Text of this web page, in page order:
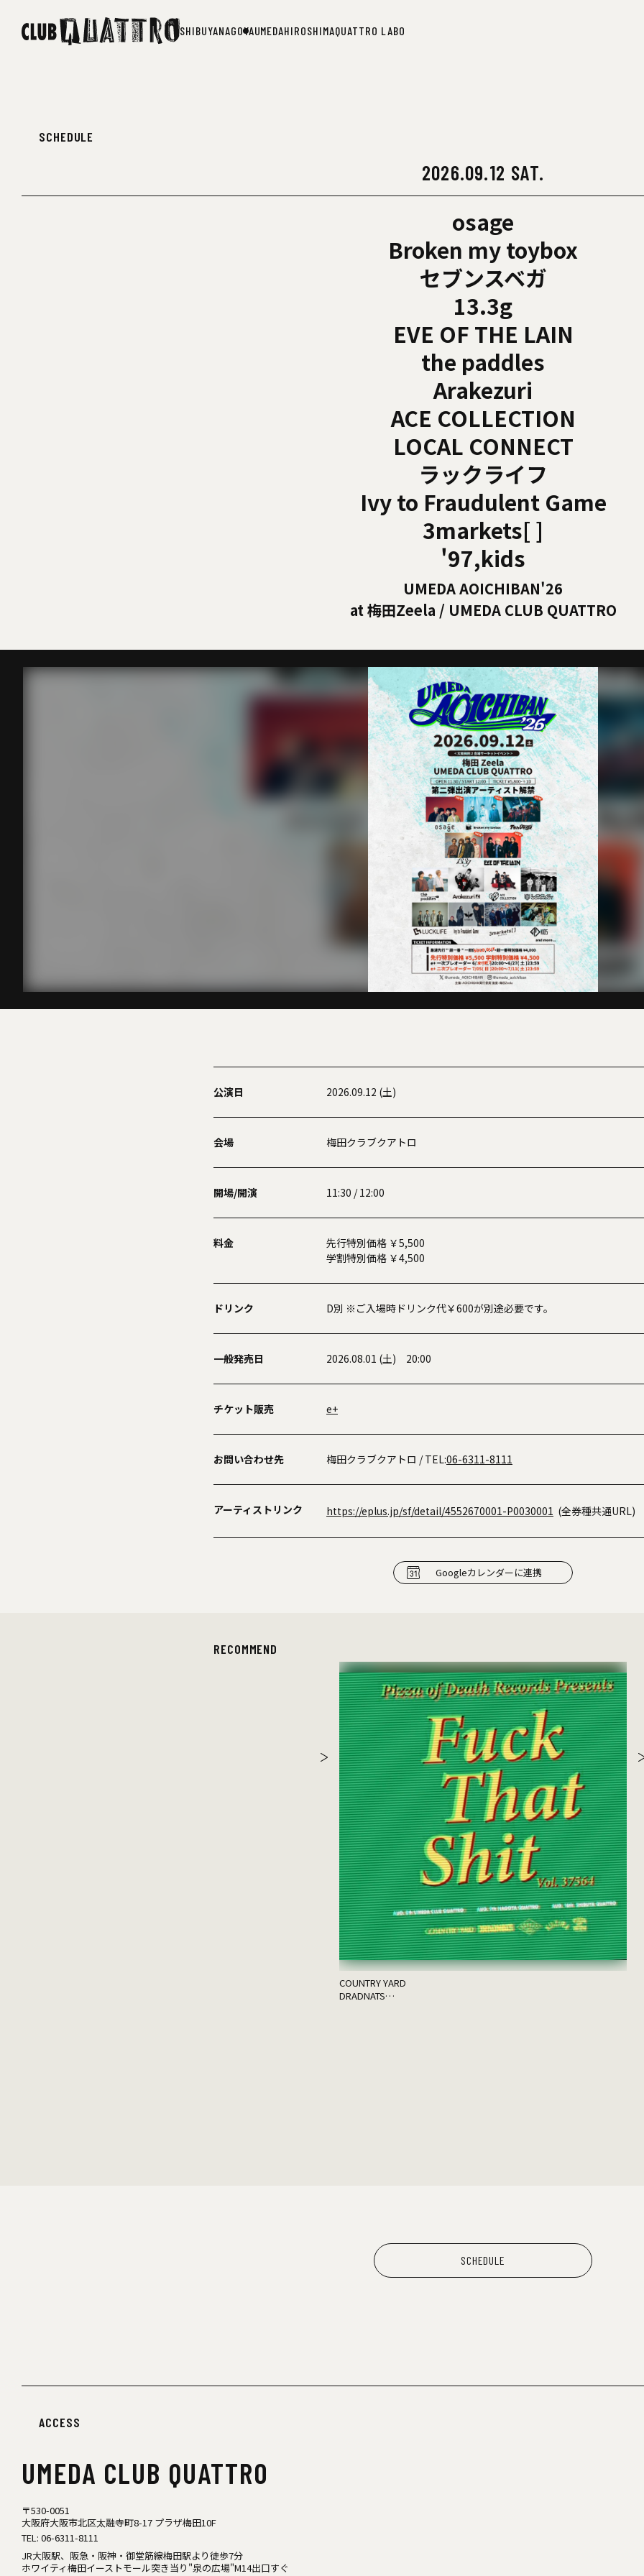
SHIBUYANAGOYAUMEDAHIROSHIMAQUATTRO LABO
SCHEDULE
2026.09.12 SAT.
osage
Broken my toybox
セブンスベガ
13.3g
EVE OF THE LAIN
the paddles
Arakezuri
ACE COLLECTION
LOCAL CONNECT
ラックライフ
Ivy to Fraudulent Game
3markets[ ]
'97,kids
UMEDA AOICHIBAN'26
at 梅田Zeela / UMEDA CLUB QUATTRO
公演日 2026.09.12 (土)
会場 梅田クラブクアトロ
開場/開演 11:30 / 12:00
料金
先行特別価格 ￥5,500
学割特別価格 ￥4,500
ドリンク D別 ※ご入場時ドリンク代￥600が別途必要です。
一般発売日 2026.08.01 (土) 20:00
チケット販売 e+
お問い合わせ先 梅田クラブクアトロ / TEL:06-6311-8111
アーティストリンク https://eplus.jp/sf/detail/4552670001-P0030001 (全券種共通URL)
Googleカレンダーに連携
RECOMMEND
COUNTRY YARD
DRADNATS
SCHEDULE
ACCESS
UMEDA CLUB QUATTRO
〒530-0051
大阪府大阪市北区太融寺町8-17 プラザ梅田10F
TEL: 06-6311-8111
JR大阪駅、阪急・阪神・御堂筋線梅田駅より徒歩7分
ホワイティ梅田イーストモール突き当り"泉の広場"M14出口すぐ